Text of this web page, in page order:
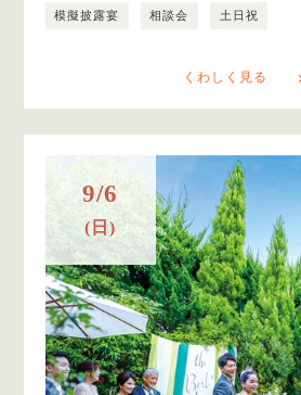
模擬披露宴 相談会 土日祝
くわしく見る
9/6
(日)